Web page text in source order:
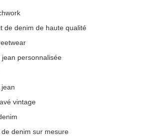
de denim de haute qualité
jean personnalisée
vintage
de denim sur mesure